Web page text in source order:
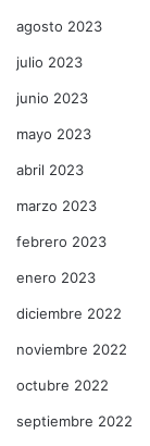
agosto 2023
julio 2023
junio 2023
mayo 2023
abril 2023
marzo 2023
febrero 2023
enero 2023
diciembre 2022
noviembre 2022
octubre 2022
septiembre 2022